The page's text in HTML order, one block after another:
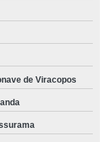
de Viracopos